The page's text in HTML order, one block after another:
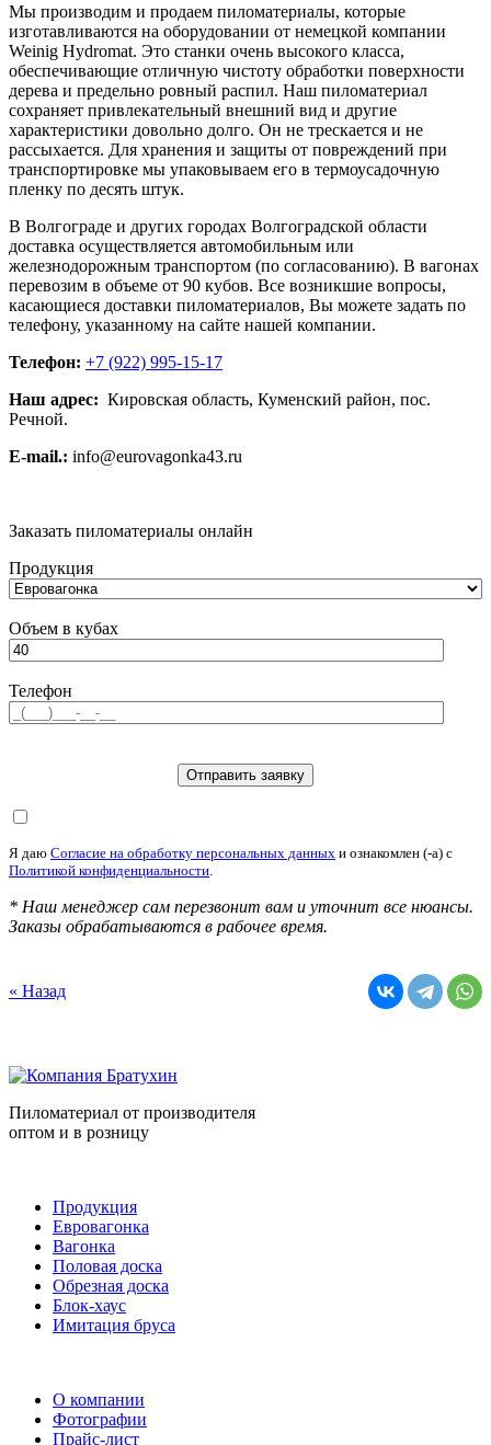
Мы производим и продаем пиломатериалы, которые
изготавливаются на оборудовании от немецкой компании
Weinig Hydromat. Это станки очень высокого класса,
обеспечивающие отличную чистоту обработки поверхности
дерева и предельно ровный распил. Наш пиломатериал
сохраняет привлекательный внешний вид и другие
характеристики довольно долго. Он не трескается и не
рассыхается. Для хранения и защиты от повреждений при
транспортировке мы упаковываем его в термоусадочную
пленку по десять штук.
В Волгограде и других городах Волгоградской области
доставка осуществляется автомобильным или
железнодорожным транспортом (по согласованию). В вагонах
перевозим в объеме от 90 кубов. Все возникшие вопросы,
касающиеся доставки пиломатериалов, Вы можете задать по
телефону, указанному на сайте нашей компании.
Телефон: +7 (922) 995-15-17
Наш адрес: Кировская область, Куменский район, пос.
Речной.
E-mail.: info@eurovagonka43.ru
Заказать пиломатериалы онлайн
Продукция
Объем в кубах
Телефон
Я даю Согласие на обработку персональных данных и ознакомлен (-а) c
Политикой конфиденциальности
* Наш менеджер сам перезвонит вам и уточнит все нюансы.
Заказы обрабатываются в рабочее время.
« Назад
Пиломатериал от производителя
оптом и в розницу
Продукция
Евровагонка
Вагонка
Половая доска
Обрезная доска
Блок-хаус
Имитация бруса
О компании
Фотографии
Прайс-лист